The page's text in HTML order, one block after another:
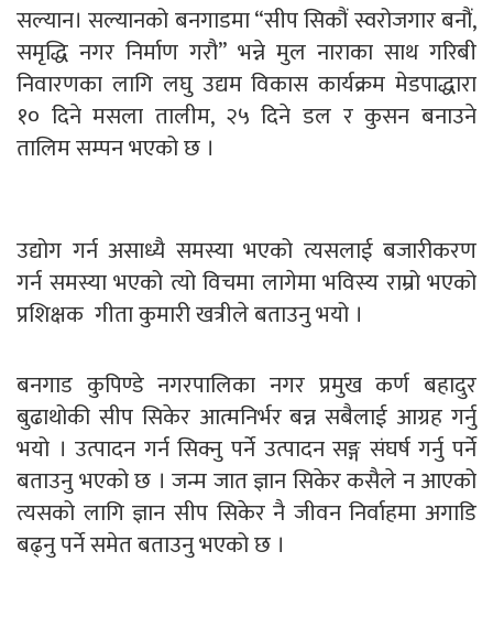
सल्यान। सल्यानको बनगाडमा “सीप सिकौं स्वरोजगार बनौं,
समृद्धि नगर निर्माण गरौ” भन्ने मुल नाराका साथ गरिबी
निवारणका लागि लघु उद्यम विकास कार्यक्रम मेडपाद्धारा
१० दिने मसला तालीम, २५ दिने डल र कुसन बनाउने
तालिम सम्पन भएको छ ।
उद्योग गर्न असाध्यै समस्या भएको त्यसलाई बजारीकरण
गर्न समस्या भएको त्यो विचमा लागेमा भविस्य राम्रो भएको
प्रशिक्षक गीता कुमारी खत्रीले बताउनु भयो ।
बनगाड कुपिण्डे नगरपालिका नगर प्रमुख कर्ण बहादुर
बुढाथोकी सीप सिकेर आत्मनिर्भर बन्न सबैलाई आग्रह गर्नु
भयो । उत्पादन गर्न सिक्नु पर्ने उत्पादन सङ्ग संघर्ष गर्नु पर्ने
बताउनु भएको छ । जन्म जात ज्ञान सिकेर कसैले न आएको
त्यसको लागि ज्ञान सीप सिकेर नै जीवन निर्वाहमा अगाडि
बढ्नु पर्ने समेत बताउनु भएको छ ।